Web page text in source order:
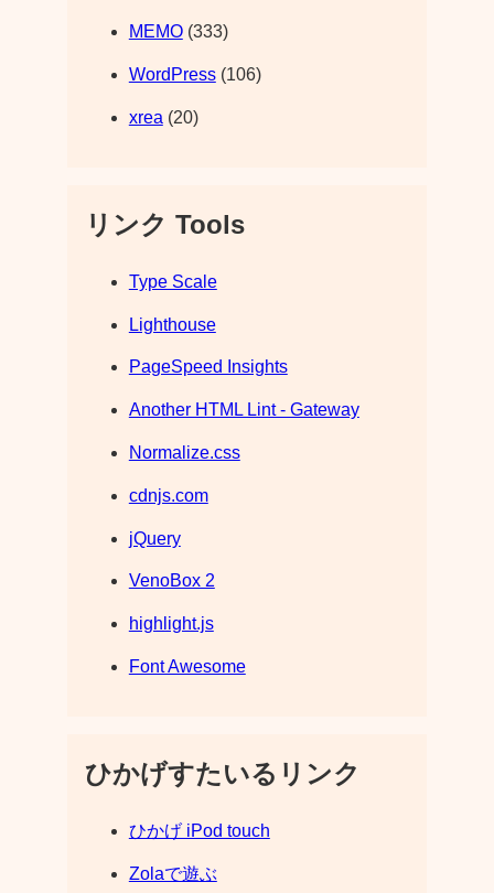
MEMO(333)
WordPress(106)
xrea (20)
リンク Tools
Type Scale
Lighthouse
PageSpeed Insights
Another HTML Lint - Gateway
Normalize.css
cdnjs.com
jQuery
VenoBox 2
highlight.js
Font Awesome
ひかげすたいるリンク
ひかげ iPod touch
Zolaで遊ぶ